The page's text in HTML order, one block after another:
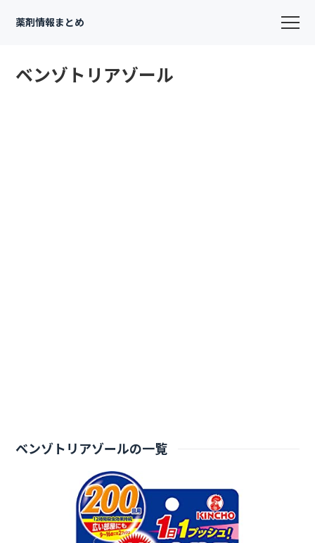
薬剤情報まとめ
ベンゾトリアゾール
ベンゾトリアゾールの一覧